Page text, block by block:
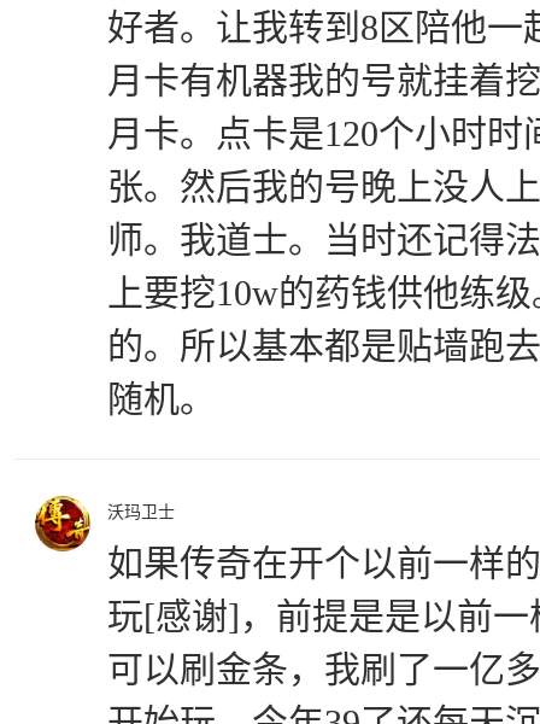
好者。让我转到8区陪他
月卡有机器我的号就挂着
月卡。点卡是120个小时
张。然后我的号晚上没人
师。我道士。当时还记得
上要挖10w的药钱供他练
的。所以基本都是贴墙跑
随机。
沃玛卫士
如果传奇在开个以前一样
玩[感谢]，前提是是以前
可以刷金条，我刷了一亿